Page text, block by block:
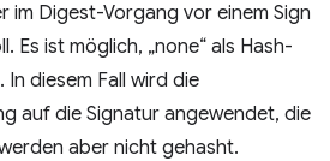
im Digest-Vorgang vor einem Sign
Es ist möglich, „none“ als Hash-
diesem Fall wird die
auf die Signatur angewendet, die
aber nicht gehasht.